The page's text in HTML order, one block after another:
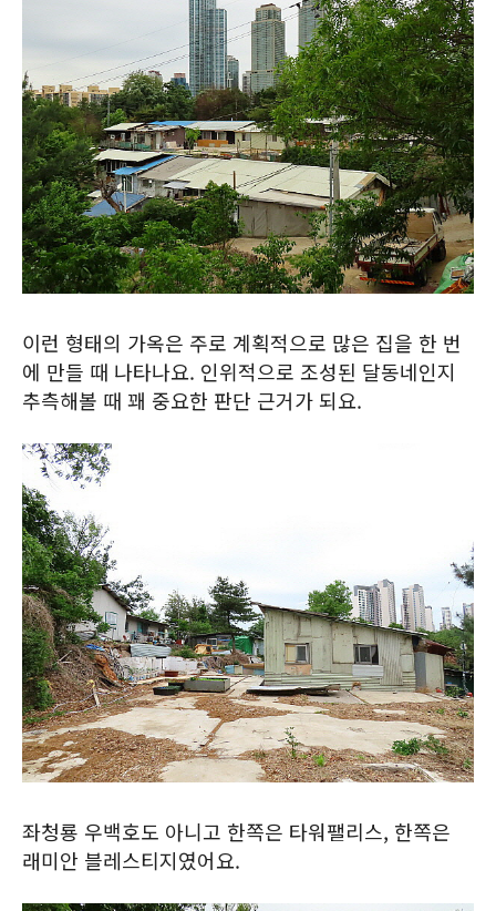
이런 형태의 가옥은 주로 계획적으로 많은 집을 한 번
에 만들 때 나타나요. 인위적으로 조성된 달동네인지
추측해볼 때 꽤 중요한 판단 근거가 되요.
좌청룡 우백호도 아니고 한쪽은 타워팰리스, 한쪽은
래미안 블레스티지였어요.